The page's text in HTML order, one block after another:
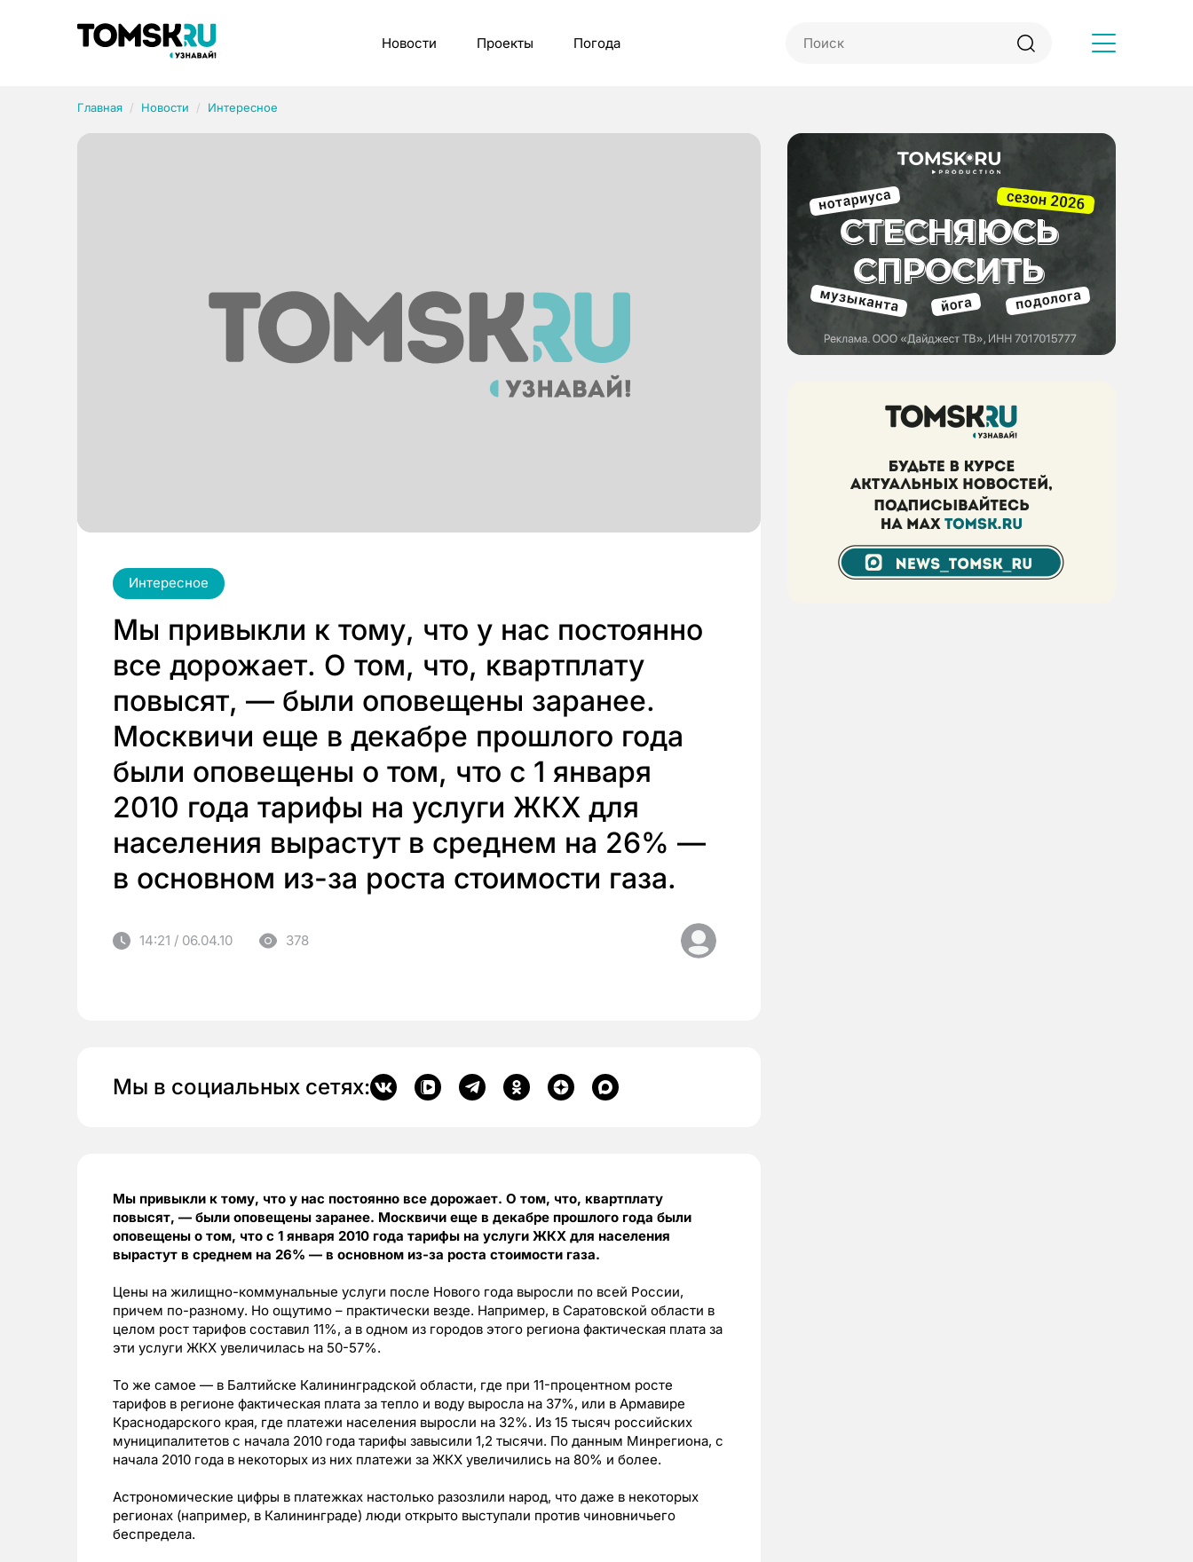
Новости Проекты Погода
Главная Новости Интересное
Интересное
Мы привыкли к тому, что у нас постоянно
все дорожает. О том, что, квартплату
повысят, — были оповещены заранее.
Москвичи еще в декабре прошлого года
были оповещены о том, что с 1 января
2010 года тарифы на услуги ЖКХ для
населения вырастут в среднем на 26% —
в основном из-за роста стоимости газа.
14:21 / 06.04.10 378
Мы в социальных сетях:
Мы привыкли к тому, что у нас постоянно все дорожает. О том, что, квартплату
повысят, — были оповещены заранее. Москвичи еще в декабре прошлого года были
оповещены о том, что с 1 января 2010 года тарифы на услуги ЖКХ для населения
вырастут в среднем на 26% — в основном из-за роста стоимости газа.
Цены на жилищно-коммунальные услуги после Нового года выросли по всей России,
причем по-разному. Но ощутимо – практически везде. Например, в Саратовской области в
целом рост тарифов составил 11%, а в одном из городов этого региона фактическая плата за
эти услуги ЖКХ увеличилась на 50-57%.
То же самое — в Балтийске Калининградской области, где при 11-процентном росте
тарифов в регионе фактическая плата за тепло и воду выросла на 37%, или в Армавире
Краснодарского края, где платежи населения выросли на 32%. Из 15 тысяч российских
муниципалитетов с начала 2010 года тарифы завысили 1,2 тысячи. По данным Минрегиона, с
начала 2010 года в некоторых из них платежи за ЖКХ увеличились на 80% и более.
Астрономические цифры в платежках настолько разозлили народ, что даже в некоторых
регионах (например, в Калининграде) люди открыто выступали против чиновничьего
беспредела.
Рубрики